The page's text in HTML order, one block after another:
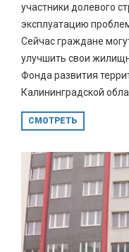
участники долевого
эксплуатацию
Сейчас граждане
улучшить свои
Фонда развития
Калининградской
СМОТРЕТЬ